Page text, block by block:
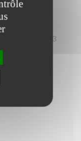
/ +33 17 78 63
-